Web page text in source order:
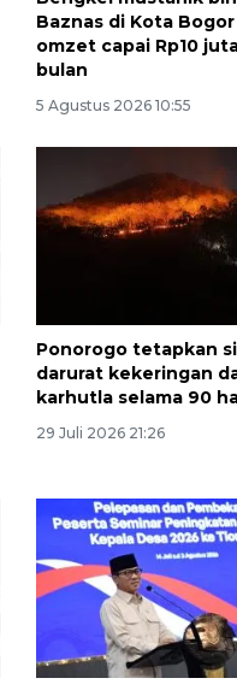
Baznas di Kota Bogor
omzet capai Rp10
bulan
5 Agustus 2026 10:55
Ponorogo tetapkan
darurat kekeringan
karhutla selama 90
29 Juli 2026 21:26